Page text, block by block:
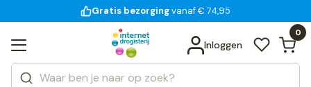
voor 18:00 uur besteld
Gratis bezorgingvanaf € 74,95
Inloggen
0
Zoeken
Categorieën
Merken
Bekijk alle resultaten